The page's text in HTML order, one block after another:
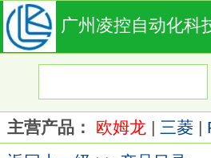
广州凌控自动化科
主营产品： 欧姆龙 | 三菱 |